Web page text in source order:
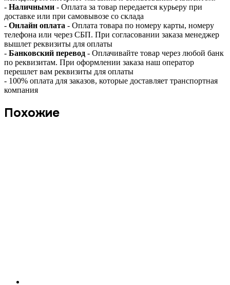
- Наличными - Оплата за товар передается курьеру при
доставке или при самовывозе со склада
- Онлайн оплата - Оплата товара по номеру карты, номеру
телефона или через СБП. При согласовании заказа менеджер
вышлет реквизиты для оплаты
- Банковский перевод - Оплачивайте товар через любой банк
по реквизитам. При оформлении заказа наш оператор
перешлет вам реквизиты для оплаты
- 100% оплата для заказов, которые доставляет транспортная
компания
Похожие